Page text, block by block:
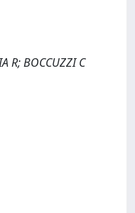
R; BOCCUZZI C